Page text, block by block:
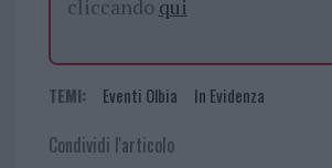
cliccando qui
TEMI: Eventi Olbia In Evidenza
Condividi l'articolo